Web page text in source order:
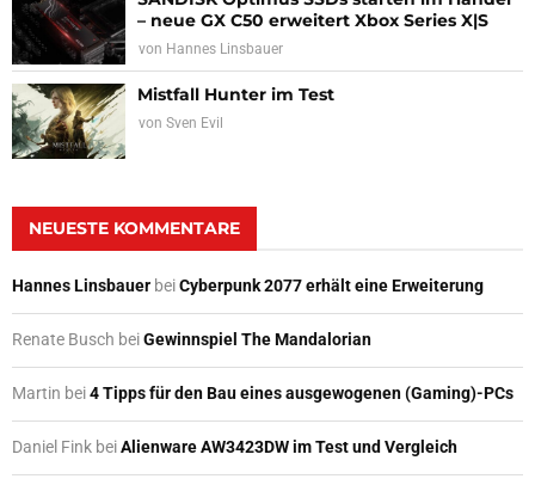
– neue GX C50 erweitert Xbox Series X|S
von Hannes Linsbauer
Mistfall Hunter im Test
von Sven Evil
NEUESTE KOMMENTARE
Hannes Linsbauer beiCyberpunk 2077 erhält eine Erweiterung
Renate Busch beiGewinnspiel The Mandalorian
Martin bei4 Tipps für den Bau eines ausgewogenen (Gaming)-PCs
Daniel Fink beiAlienware AW3423DW im Test und Vergleich